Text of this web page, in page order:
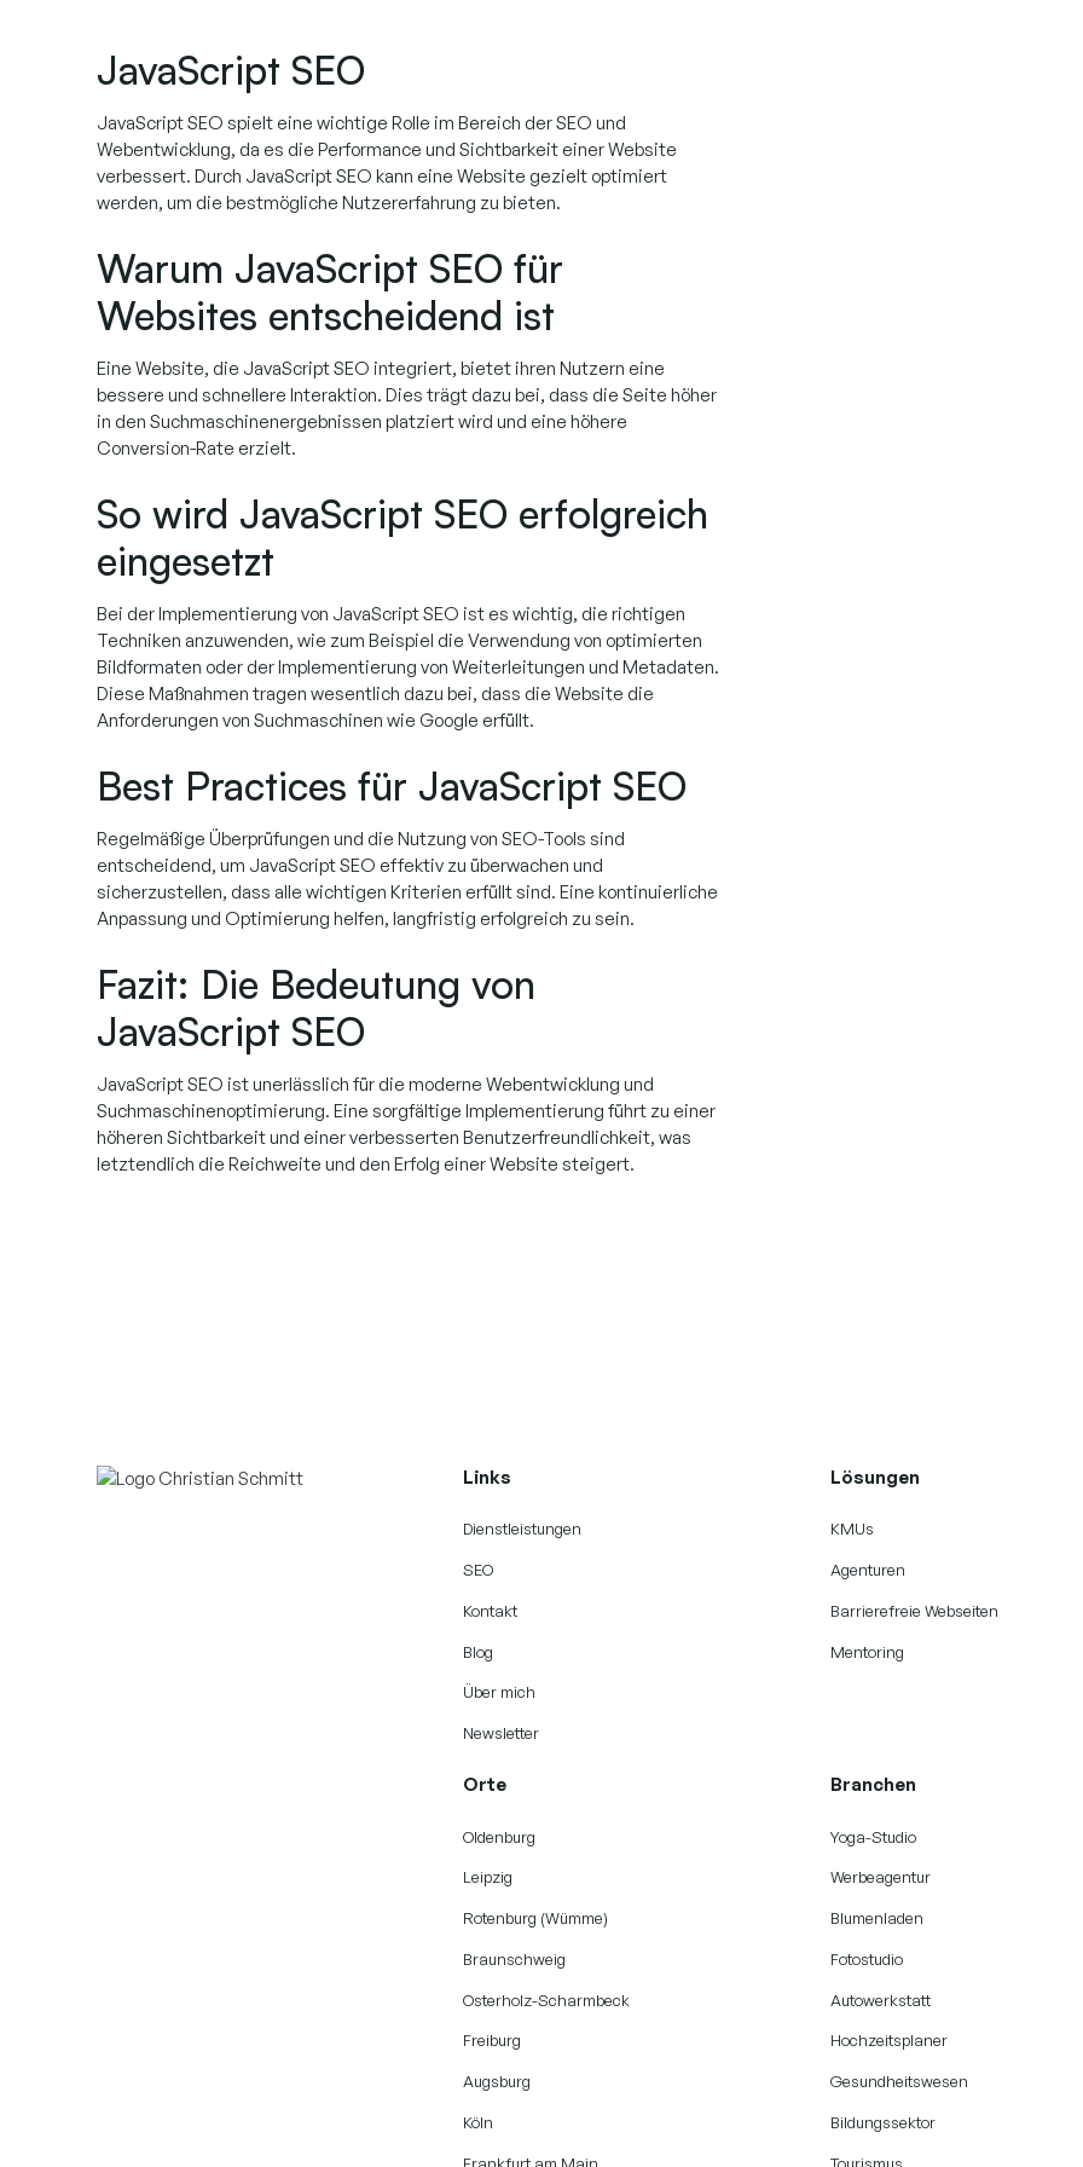
JavaScript SEO
JavaScript SEO spielt eine wichtige Rolle im Bereich der SEO und
Webentwicklung, da es die Performance und Sichtbarkeit einer Website
verbessert. Durch JavaScript SEO kann eine Website gezielt optimiert
werden, um die bestmögliche Nutzererfahrung zu bieten.
Warum JavaScript SEO für
Websites entscheidend ist
Eine Website, die JavaScript SEO integriert, bietet ihren Nutzern eine
bessere und schnellere Interaktion. Dies trägt dazu bei, dass die Seite höher
in den Suchmaschinenergebnissen platziert wird und eine höhere
Conversion-Rate erzielt.
So wird JavaScript SEO erfolgreich
eingesetzt
Bei der Implementierung von JavaScript SEO ist es wichtig, die richtigen
Techniken anzuwenden, wie zum Beispiel die Verwendung von optimierten
Bildformaten oder der Implementierung von Weiterleitungen und Metadaten.
Diese Maßnahmen tragen wesentlich dazu bei, dass die Website die
Anforderungen von Suchmaschinen wie Google erfüllt.
Best Practices für JavaScript SEO
Regelmäßige Überprüfungen und die Nutzung von SEO-Tools sind
entscheidend, um JavaScript SEO effektiv zu überwachen und
sicherzustellen, dass alle wichtigen Kriterien erfüllt sind. Eine kontinuierliche
Anpassung und Optimierung helfen, langfristig erfolgreich zu sein.
Fazit: Die Bedeutung von
JavaScript SEO
JavaScript SEO ist unerlässlich für die moderne Webentwicklung und
Suchmaschinenoptimierung. Eine sorgfältige Implementierung führt zu einer
höheren Sichtbarkeit und einer verbesserten Benutzerfreundlichkeit, was
letztendlich die Reichweite und den Erfolg einer Website steigert.
Links
Dienstleistungen
SEO
Kontakt
Blog
Über mich
Newsletter
Lösungen
KMUs
Agenturen
Barrierefreie Webseiten
Mentoring
Orte
Oldenburg
Leipzig
Rotenburg (Wümme)
Braunschweig
Osterholz-Scharmbeck
Freiburg
Augsburg
Köln
Frankfurt am Main
Branchen
Yoga-Studio
Werbeagentur
Blumenladen
Fotostudio
Autowerkstatt
Hochzeitsplaner
Gesundheitswesen
Bildungssektor
Tourismus